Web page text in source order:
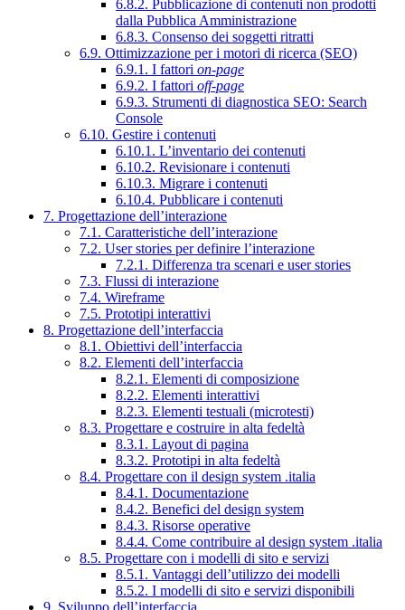
6.8.2. Pubblicazione di contenuti non prodotti
dalla Pubblica Amministrazione
6.8.3. Consenso dei soggetti ritratti
6.9. Ottimizzazione per i motori di ricerca (SEO)
6.9.1. I fattori on-page
6.9.2. I fattori off-page
6.9.3. Strumenti di diagnostica SEO: Search
Console
6.10. Gestire i contenuti
6.10.1. L’inventario dei contenuti
6.10.2. Revisionare i contenuti
6.10.3. Migrare i contenuti
6.10.4. Pubblicare i contenuti
7. Progettazione dell’interazione
7.1. Caratteristiche dell’interazione
7.2. User stories per definire l’interazione
7.2.1. Differenza tra scenari e user stories
7.3. Flussi di interazione
7.4. Wireframe
7.5. Prototipi interattivi
8. Progettazione dell’interfaccia
8.1. Obiettivi dell’interfaccia
8.2. Elementi dell’interfaccia
8.2.1. Elementi di composizione
8.2.2. Elementi interattivi
8.2.3. Elementi testuali (microtesti)
8.3. Progettare e costruire in alta fedeltà
8.3.1. Layout di pagina
8.3.2. Prototipi in alta fedeltà
8.4. Progettare con il design system .italia
8.4.1. Documentazione
8.4.2. Benefici del design system
8.4.3. Risorse operative
8.4.4. Come contribuire al design system .italia
8.5. Progettare con i modelli di sito e servizi
8.5.1. Vantaggi dell’utilizzo dei modelli
8.5.2. I modelli di sito e servizi disponibili
9. Sviluppo dell’interfaccia